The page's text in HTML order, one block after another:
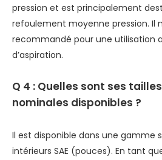
pression et est principalement
refoulement moyenne pression. Il
recommandé pour une utilisation
d’aspiration.
Q 4 : Quelles sont ses
nominales disponibles ?
Il est disponible dans une gamme
intérieurs SAE (pouces). En tant